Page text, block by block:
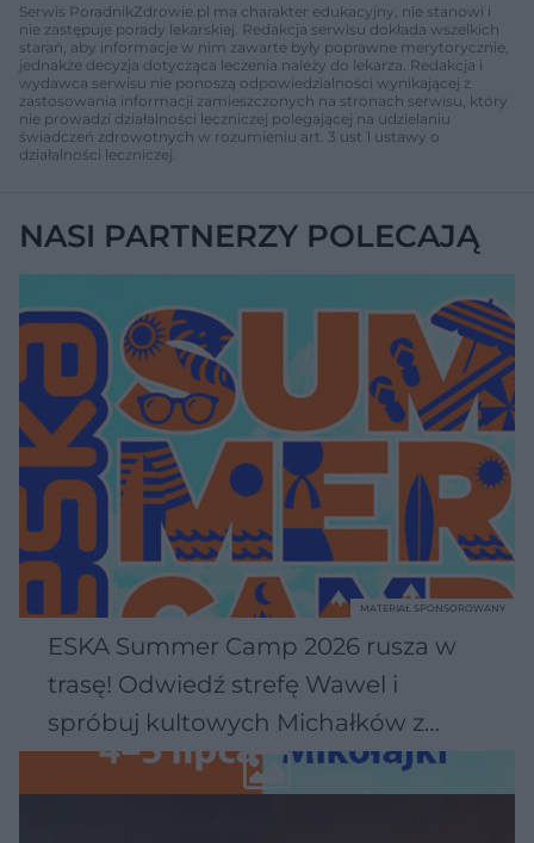
Serwis PoradnikZdrowie.pl ma charakter edukacyjny, nie stanowi i
nie zastępuje porady lekarskiej. Redakcja serwisu dokłada wszelkich
starań, aby informacje w nim zawarte były poprawne merytorycznie,
jednakże decyzja dotycząca leczenia należy do lekarza. Redakcja i
wydawca serwisu nie ponoszą odpowiedzialności wynikającej z
zastosowania informacji zamieszczonych na stronach serwisu, który
nie prowadzi działalności leczniczej polegającej na udzielaniu
świadczeń zdrowotnych w rozumieniu art. 3 ust 1 ustawy o
działalności leczniczej.
NASI PARTNERZY POLECAJĄ
ESKA Summer Camp 2026 rusza w
trasę! Odwiedź strefę Wawel i
spróbuj kultowych Michałków z
Wawelu
MATERIAŁ SPONSOROWANY